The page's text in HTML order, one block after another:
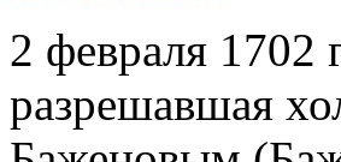
2 февраля 1702
разрешавшая